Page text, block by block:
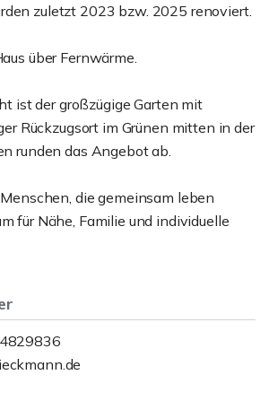
zuletzt 2023 bzw. 2025 renoviert.
über Fernwärme.
ist der großzügige Garten mit
Rückzugsort im Grünen mitten in der
runden das Angebot ab.
die gemeinsam leben
für Nähe, Familie und individuelle